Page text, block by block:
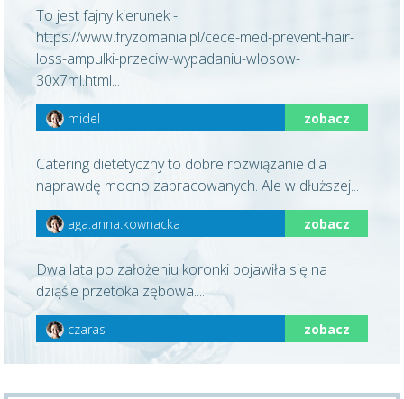
To jest fajny kierunek -
https://www.fryzomania.pl/cece-med-prevent-hair-
loss-ampulki-przeciw-wypadaniu-wlosow-
30x7ml.html...
midel zobacz
Catering dietetyczny to dobre rozwiązanie dla
naprawdę mocno zapracowanych. Ale w dłuższej...
aga.anna.kownacka zobacz
Dwa lata po założeniu koronki pojawiła się na
dziąśle przetoka zębowa....
czaras zobacz